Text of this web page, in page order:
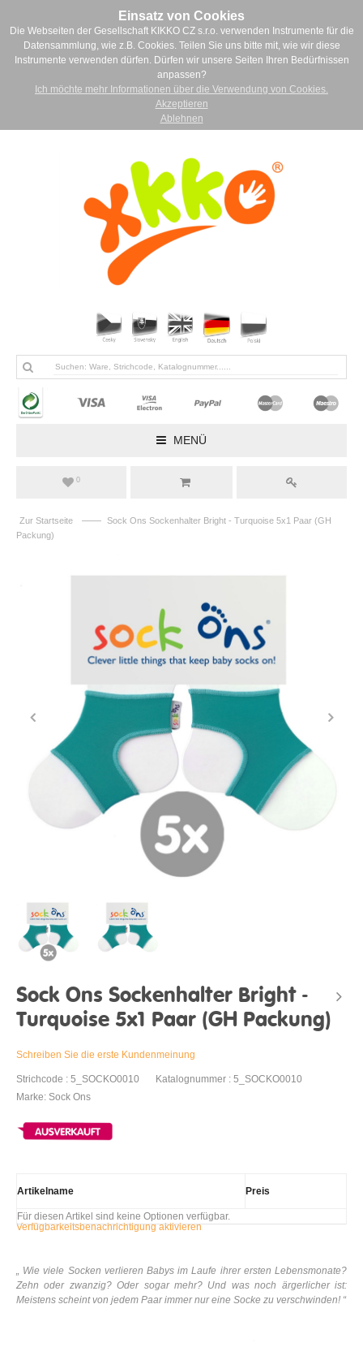
Einsatz von Cookies
Die Webseiten der Gesellschaft KIKKO CZ s.r.o. verwenden Instrumente für die
Datensammlung, wie z.B. Cookies. Teilen Sie uns bitte mit, wie wir diese
Instrumente verwenden dürfen. Dürfen wir unsere Seiten Ihren Bedürfnissen
anpassen?
Ich möchte mehr Informationen über die Verwendung von Cookies.
Akzeptieren
Ablehnen
MENÜ
0
Zur Startseite —— Sock Ons Sockenhalter Bright - Turquoise 5x1 Paar (GH
Packung)
Sock Ons Sockenhalter Bright -
Turquoise 5x1 Paar (GH Packung)
Schreiben Sie die erste Kundenmeinung
Strichcode : 5_SOCKO0010
Katalognummer : 5_SOCKO0010
Marke: Sock Ons
Artikelname Preis
Für diesen Artikel sind keine Optionen verfügbar.
Verfügbarkeitsbenachrichtigung aktivieren
„ Wie viele Socken verlieren Babys im Laufe ihrer ersten Lebensmonate?
Zehn oder zwanzig? Oder sogar mehr? Und was noch ärgerlicher ist:
Meistens scheint von jedem Paar immer nur eine Socke zu verschwinden! “